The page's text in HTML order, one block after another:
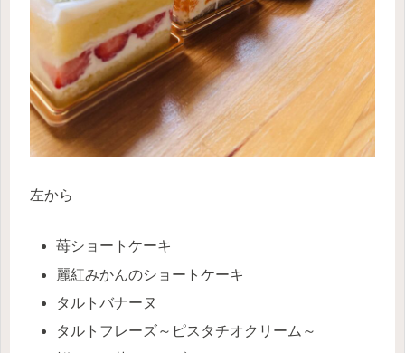
左から
苺ショートケーキ
麗紅みかんのショートケーキ
タルトバナーヌ
タルトフレーズ～ピスタチオクリーム～